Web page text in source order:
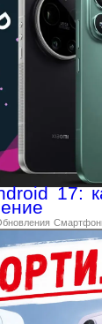
17: